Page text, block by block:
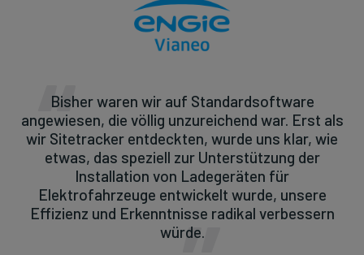
Bisher waren wir auf Standardsoftware
angewiesen, die völlig unzureichend war. Erst als
wir Sitetracker entdeckten, wurde uns klar, wie
etwas, das speziell zur Unterstützung der
Installation von Ladegeräten für
Elektrofahrzeuge entwickelt wurde, unsere
Effizienz und Erkenntnisse radikal verbessern
würde.